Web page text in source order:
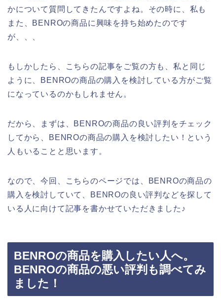
かについて質問してきたんですよね。その時に、私も
また、BENROの商品に興味を持ち始めたのです
が、、、
もしかしたら、こちらの記事をご覧の方も、私と同じ
ように、BENROの商品の購入を検討している方がご覧
になっているのかもしれません。
だから、まずは、BENROの商品の良い評判をチェック
してから、BENROの商品の購入を検討したい！という
人もいることと思います。
なので、今回、こちらのページでは、BENROの商品の
購入を検討していて、BENROの良い評判などを探して
いる人に向けて記事を書かせていただきました♪
BENROの商品を購入したい人へ。
BENROの商品の悪い評判も調べてみ
ました！